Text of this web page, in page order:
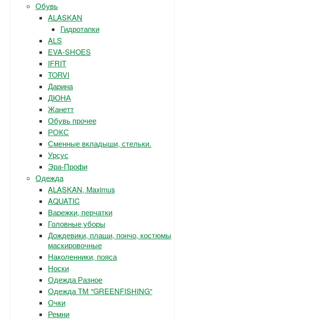
Обувь
ALASKAN
Гидротапки
ALS
EVA-SHOES
IFRIT
TORVI
Дарина
ДЮНА
Жанетт
Обувь прочее
РОКС
Сменные вкладыши, стельки.
Урсус
Эра-Профи
Одежда
ALASKAN, Maximus
AQUATIC
Варежки, перчатки
Головные уборы
Дождевики, плащи, пончо, костюмы
маскировочные
Наколенники, пояса
Носки
Одежда Разное
Одежда ТМ "GREENFISHING"
Очки
Ремни